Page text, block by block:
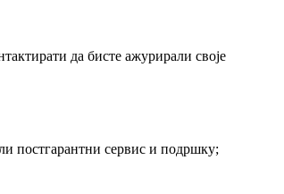
да бисте ажурирали своје
постгарантни сервис и подршку;